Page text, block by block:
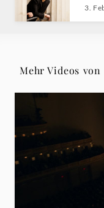
Allemande
Cho
3.
Mehr Videos von